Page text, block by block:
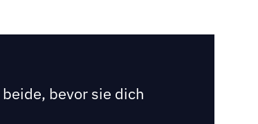
bevor sie dich